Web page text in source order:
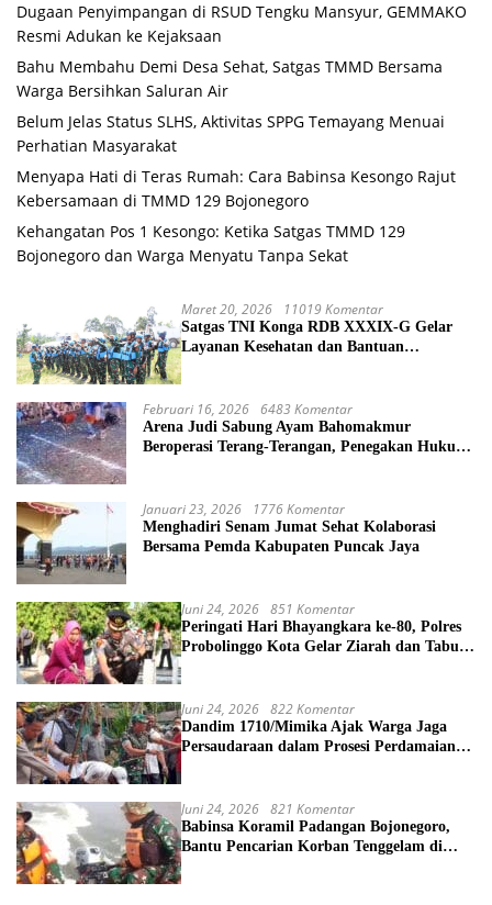
Dugaan Penyimpangan di RSUD Tengku Mansyur, GEMMAKO
Resmi Adukan ke Kejaksaan
Bahu Membahu Demi Desa Sehat, Satgas TMMD Bersama
Warga Bersihkan Saluran Air
Belum Jelas Status SLHS, Aktivitas SPPG Temayang Menuai
Perhatian Masyarakat
Menyapa Hati di Teras Rumah: Cara Babinsa Kesongo Rajut
Kebersamaan di TMMD 129 Bojonegoro
Kehangatan Pos 1 Kesongo: Ketika Satgas TMMD 129
Bojonegoro dan Warga Menyatu Tanpa Sekat
Maret 20, 2026 11019 Komentar
Satgas TNI Konga RDB XXXIX-G Gelar
Layanan Kesehatan dan Bantuan
Februari 16, 2026 6483 Komentar
Arena Judi Sabung Ayam Bahomakmur
Beroperasi Terang-Terangan, Penegakan Hukum
Januari 23, 2026 1776 Komentar
Menghadiri Senam Jumat Sehat Kolaborasi
Bersama Pemda Kabupaten Puncak Jaya
Juni 24, 2026 851 Komentar
Peringati Hari Bhayangkara ke-80, Polres
Probolinggo Kota Gelar Ziarah dan Tabur
Juni 24, 2026 822 Komentar
Dandim 1710/Mimika Ajak Warga Jaga
Persaudaraan dalam Prosesi Perdamaian
Juni 24, 2026 821 Komentar
Babinsa Koramil Padangan Bojonegoro,
Bantu Pencarian Korban Tenggelam di